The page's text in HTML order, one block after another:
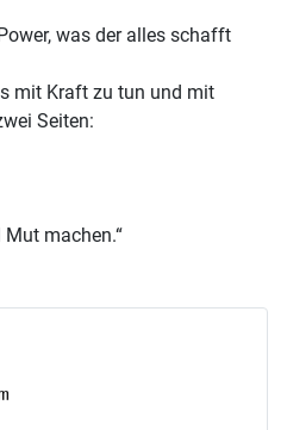
was der alles schafft
mit Kraft zu tun und mit
Seiten:
machen.“